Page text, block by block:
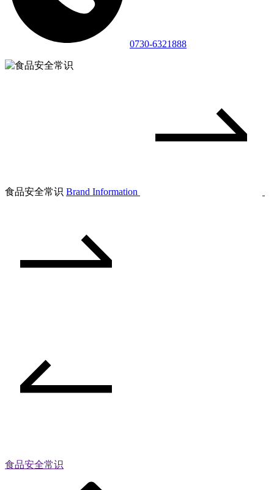
0730-6321888
食品安全常识 Brand Information
食品安全常识